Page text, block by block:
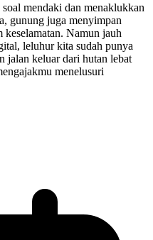
mendaki dan menaklukkan
gunung juga menyimpan
keselamatan. Namun jauh
leluhur kita sudah punya
jalan keluar dari hutan lebat
menelusuri